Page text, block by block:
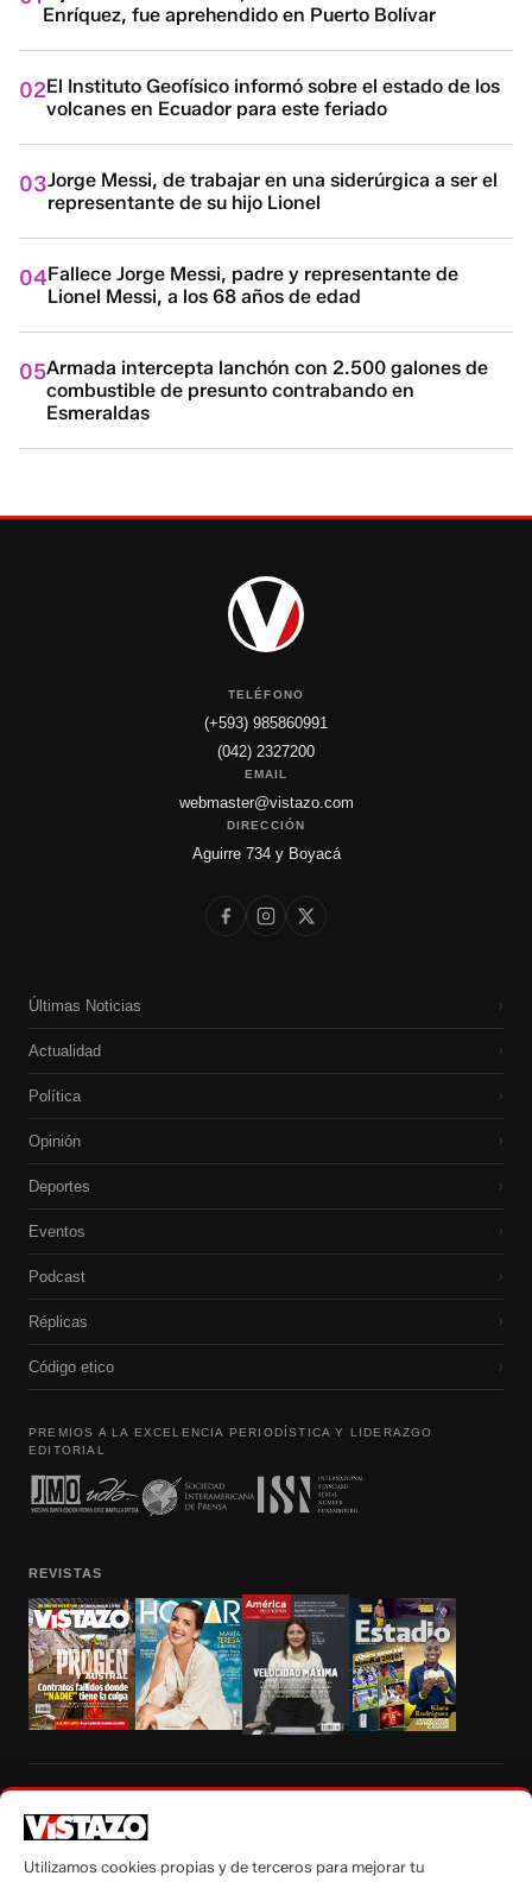
Enríquez, fue aprehendido en Puerto Bolívar
02El Instituto Geofísico informó sobre el estado de los
volcanes en Ecuador para este feriado
03Jorge Messi, de trabajar en una siderúrgica a ser el
representante de su hijo Lionel
04Fallece Jorge Messi, padre y representante de
Lionel Messi, a los 68 años de edad
05Armada intercepta lanchón con 2.500 galones de
combustible de presunto contrabando en
Esmeraldas
TELÉFONO
(+593) 985860991
(042) 2327200
EMAIL
webmaster@vistazo.com
DIRECCIÓN
Aguirre 734 y Boyacá
Últimas Noticias ›
Actualidad ›
Política ›
Opinión ›
Deportes ›
Eventos ›
Podcast ›
Réplicas ›
Código etico ›
PREMIOS A LA EXCELENCIA PERIODÍSTICA Y LIDERAZGO
EDITORIAL
REVISTAS
autorización escrita de su titular, de todos los contenidos de Vistazo.com.
Utilizamos cookies propias y de terceros para mejorar tu